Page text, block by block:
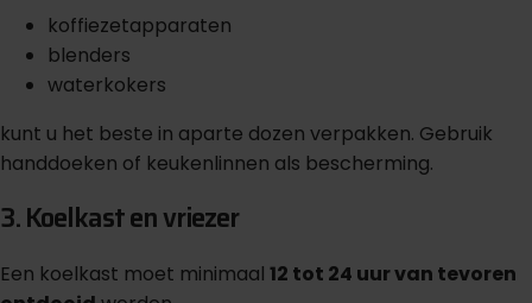
koffiezetapparaten
blenders
waterkokers
kunt u het beste in aparte dozen verpakken. Gebruik
handdoeken of keukenlinnen als bescherming.
3. Koelkast en vriezer
Een koelkast moet minimaal 12 tot 24 uur van tevoren